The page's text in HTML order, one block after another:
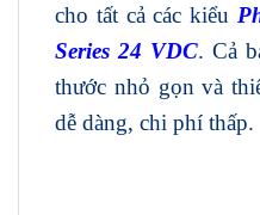
cho tất cả các kiểu
Series 24 VDC. Cả
thước nhỏ gọn và
dễ dàng, chi phí thấp.